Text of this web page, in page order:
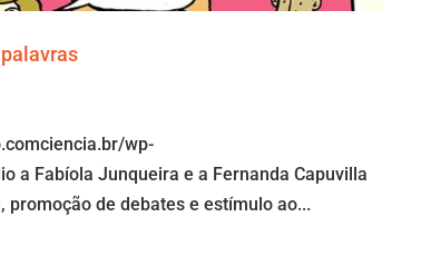
wp-
a Fabíola Junqueira e a Fernanda Capuvilla
de debates e estímulo ao...